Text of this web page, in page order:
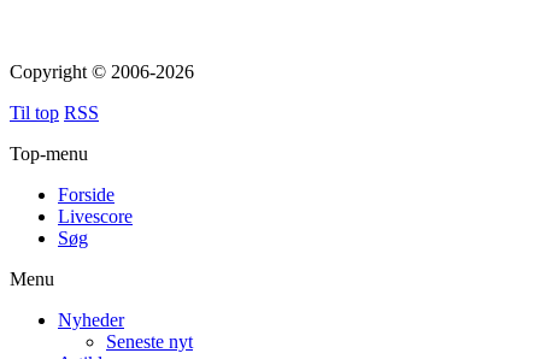
Copyright © 2006-2026
Til top RSS
Top-menu
Forside
Livescore
Søg
Menu
Nyheder
Seneste nyt